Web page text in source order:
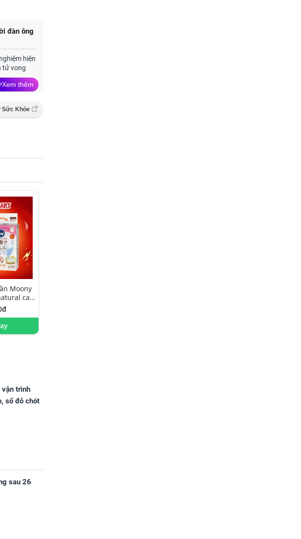
đàn ông
hiện
tử vong
Xem thêm
Sức Khỏe
Moony
cao
trình
số đỏ chót
sau 26